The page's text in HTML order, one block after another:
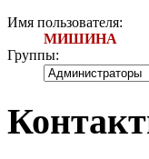
Имя пользователя:
МИШИНА
Группы: